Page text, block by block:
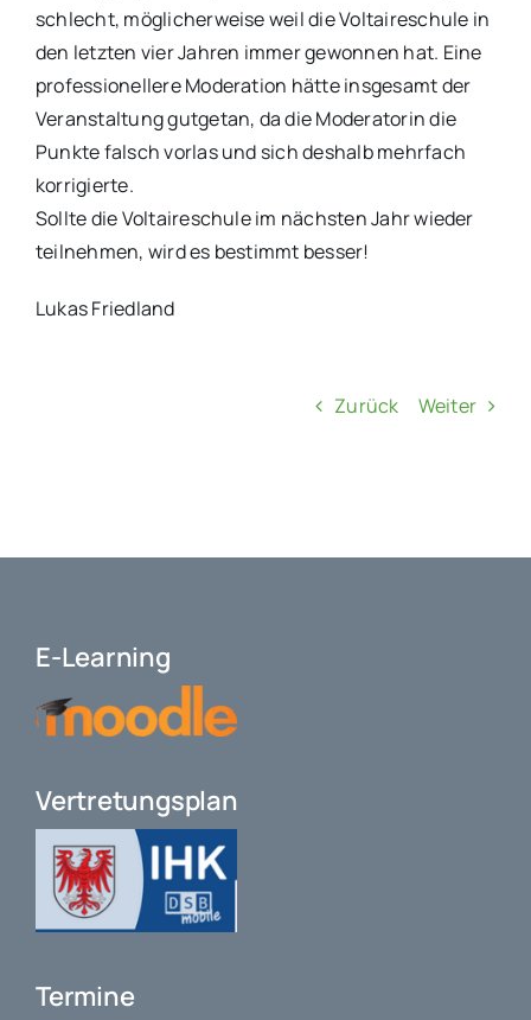
schlecht, möglicherweise weil die Voltaireschule in
den letzten vier Jahren immer gewonnen hat. Eine
professionellere Moderation hätte insgesamt der
Veranstaltung gutgetan, da die Moderatorin die
Punkte falsch vorlas und sich deshalb mehrfach
korrigierte.
Sollte die Voltaireschule im nächsten Jahr wieder
teilnehmen, wird es bestimmt besser!
Lukas Friedland
Zurück Weiter
E-Learning
Vertretungsplan
Termine